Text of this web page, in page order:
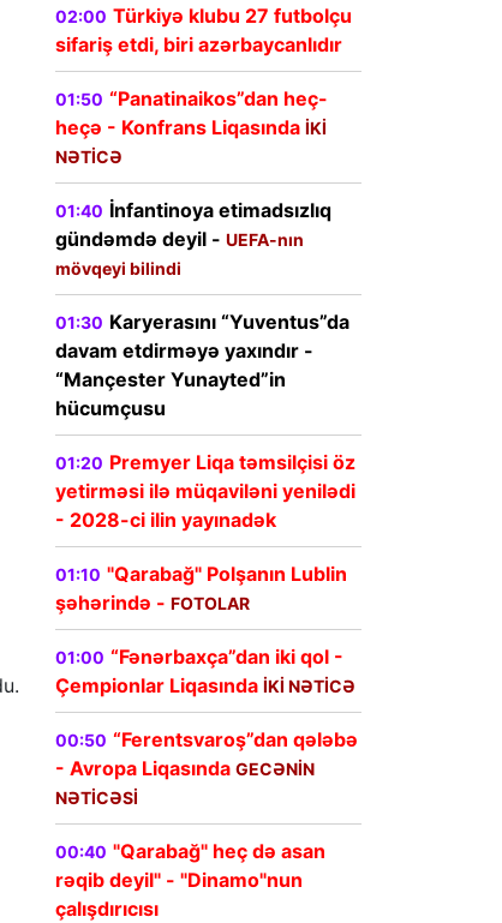
02:00 Türkiyə klubu 27 futbolçu
sifariş etdi, biri azərbaycanlıdır
01:50 “Panatinaikos”dan heç-
heçə - Konfrans Liqasında İKİ
NƏTİCƏ
01:40 İnfantinoya etimadsızlıq
gündəmdə deyil - UEFA-nın
mövqeyi bilindi
01:30 Karyerasını “Yuventus”da
davam etdirməyə yaxındır -
“Mançester Yunayted”in
hücumçusu
01:20 Premyer Liqa təmsilçisi öz
yetirməsi ilə müqaviləni yenilədi
- 2028-ci ilin yayınadək
01:10 "Qarabağ" Polşanın Lublin
şəhərində - FOTOLAR
01:00 “Fənərbaxça”dan iki qol -
Çempionlar Liqasında İKİ NƏTİCƏ
00:50 “Ferentsvaroş”dan qələbə
- Avropa Liqasında GECƏNİN
NƏTİCƏSİ
00:40 "Qarabağ" heç də asan
rəqib deyil" - "Dinamo"nun
çalışdırıcısı